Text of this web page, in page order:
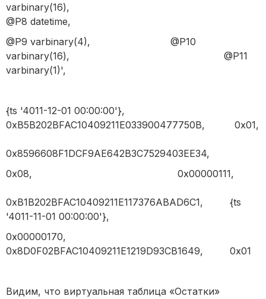
varbinary(16),
@P8 datetime,
@P9 varbinary(4), @P10
varbinary(16), @P11
varbinary(1)',
{ts '4011-12-01 00:00:00'},
0xB5B202BFAC10409211E033900477750B, 0x01,
0x8596608F1DCF9AE642B3C7529403EE34,
0x08, 0x00000111,
0xB1B202BFAC10409211E117376ABAD6C1, {ts
'4011-11-01 00:00:00'},
0x00000170,
0x8D0F02BFAC10409211E1219D93CB1649, 0x01
Видим, что виртуальная таблица «Остатки»